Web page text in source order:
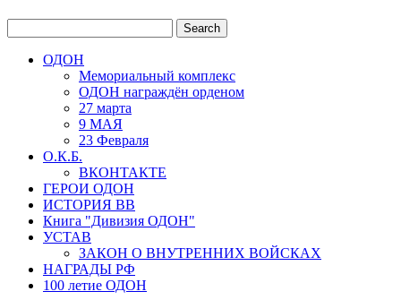
ОДОН
Мемориальный комплекс
ОДОН награждён орденом
27 марта
9 МАЯ
23 Февраля
О.К.Б.
ВКОНТАКТЕ
ГЕРОИ ОДОН
ИСТОРИЯ ВВ
Книга "Дивизия ОДОН"
УСТАВ
ЗАКОН О ВНУТРЕННИХ ВОЙСКАХ
НАГРАДЫ РФ
100 летие ОДОН